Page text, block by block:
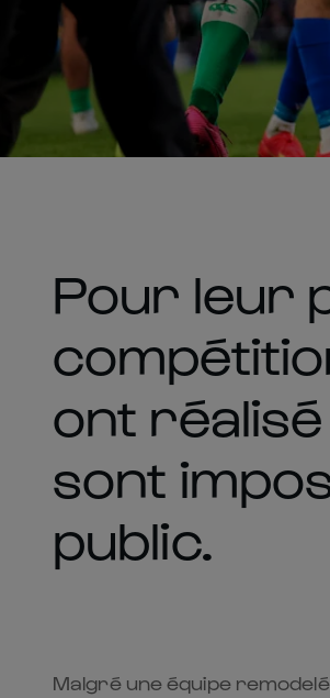
Pour leur
ont
sont
public.
Malgré une équipe